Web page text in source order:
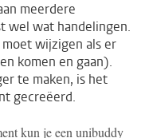
meerdere
wel wat handelingen.
wijzigen als er
komen en gaan).
te maken, is het
gecreëerd.
kun je een unibuddy